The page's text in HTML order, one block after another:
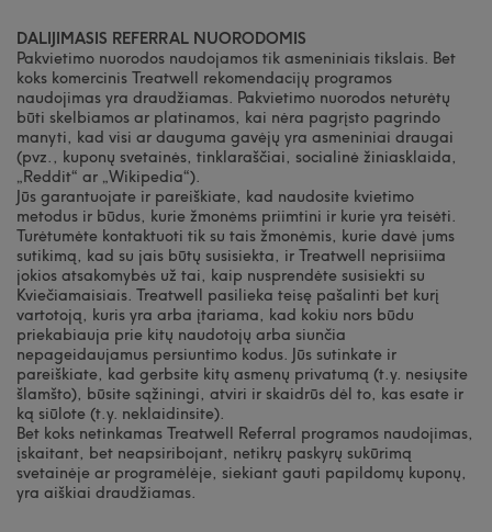
DALIJIMASIS REFERRAL NUORODOMIS
Pakvietimo nuorodos naudojamos tik asmeniniais tikslais. Bet
koks komercinis Treatwell rekomendacijų programos
naudojimas yra draudžiamas. Pakvietimo nuorodos neturėtų
būti skelbiamos ar platinamos, kai nėra pagrįsto pagrindo
manyti, kad visi ar dauguma gavėjų yra asmeniniai draugai
(pvz., kuponų svetainės, tinklaraščiai, socialinė žiniasklaida,
„Reddit“ ar „Wikipedia“).
Jūs garantuojate ir pareiškiate, kad naudosite kvietimo
metodus ir būdus, kurie žmonėms priimtini ir kurie yra teisėti.
Turėtumėte kontaktuoti tik su tais žmonėmis, kurie davė jums
sutikimą, kad su jais būtų susisiekta, ir Treatwell neprisiima
jokios atsakomybės už tai, kaip nusprendėte susisiekti su
Kviečiamaisiais. Treatwell pasilieka teisę pašalinti bet kurį
vartotoją, kuris yra arba įtariama, kad kokiu nors būdu
priekabiauja prie kitų naudotojų arba siunčia
nepageidaujamus persiuntimo kodus. Jūs sutinkate ir
pareiškiate, kad gerbsite kitų asmenų privatumą (t.y. nesiųsite
šlamšto), būsite sąžiningi, atviri ir skaidrūs dėl to, kas esate ir
ką siūlote (t.y. neklaidinsite).
Bet koks netinkamas Treatwell Referral programos naudojimas,
įskaitant, bet neapsiribojant, netikrų paskyrų sukūrimą
svetainėje ar programėlėje, siekiant gauti papildomų kuponų,
yra aiškiai draudžiamas.